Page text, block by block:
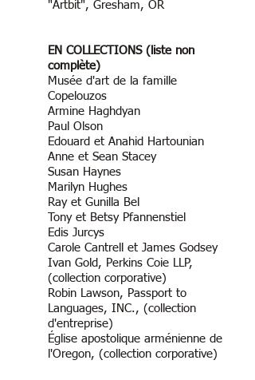
"Artbit", Gresham, OR
EN COLLECTIONS (liste non
complète)
Musée d'art de la famille
Copelouzos
Armine Haghdyan ​
Paul Olson
Edouard et Anahid Hartounian
Anne et Sean Stacey
Susan Haynes
Marilyn Hughes
Ray et Gunilla Bel
Tony et Betsy Pfannenstiel
Edis Jurcys
Carole Cantrell et James Godsey
Ivan Gold, Perkins Coie LLP,
(collection corporative)
Robin Lawson, Passport to
Languages, INC., (collection
d'entreprise)
Église apostolique arménienne de
l'Oregon, (collection corporative)